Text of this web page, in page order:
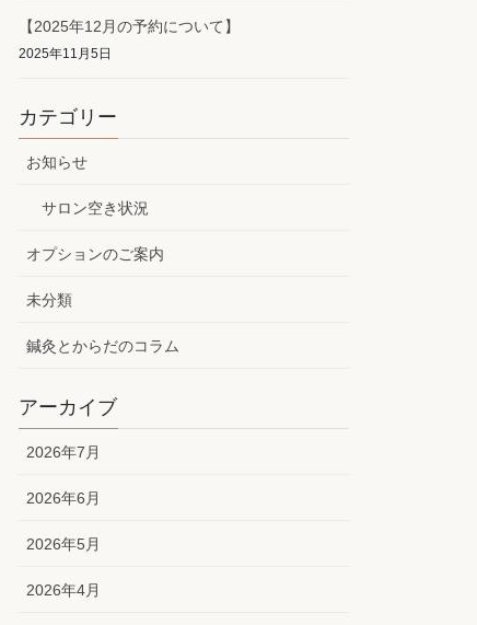
【2025年12月の予約について】
2025年11月5日
カテゴリー
お知らせ
サロン空き状況
オプションのご案内
未分類
鍼灸とからだのコラム
アーカイブ
2026年7月
2026年6月
2026年5月
2026年4月